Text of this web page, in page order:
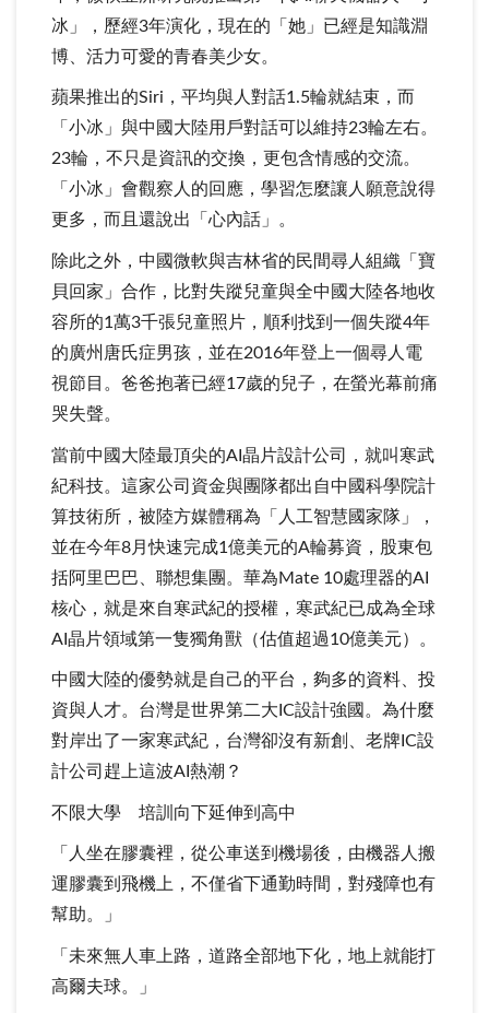
冰」，歷經3年演化，現在的「她」已經是知識淵
博、活力可愛的青春美少女。
蘋果推出的Siri，平均與人對話1.5輪就結束，而
「小冰」與中國大陸用戶對話可以維持23輪左右。
23輪，不只是資訊的交換，更包含情感的交流。
「小冰」會觀察人的回應，學習怎麼讓人願意說得
更多，而且還說出「心內話」。
除此之外，中國微軟與吉林省的民間尋人組織「寶
貝回家」合作，比對失蹤兒童與全中國大陸各地收
容所的1萬3千張兒童照片，順利找到一個失蹤4年
的廣州唐氏症男孩，並在2016年登上一個尋人電
視節目。爸爸抱著已經17歲的兒子，在螢光幕前痛
哭失聲。
當前中國大陸最頂尖的AI晶片設計公司，就叫寒武
紀科技。這家公司資金與團隊都出自中國科學院計
算技術所，被陸方媒體稱為「人工智慧國家隊」，
並在今年8月快速完成1億美元的A輪募資，股東包
括阿里巴巴、聯想集團。華為Mate 10處理器的AI
核心，就是來自寒武紀的授權，寒武紀已成為全球
AI晶片領域第一隻獨角獸（估值超過10億美元）。
中國大陸的優勢就是自己的平台，夠多的資料、投
資與人才。台灣是世界第二大IC設計強國。為什麼
對岸出了一家寒武紀，台灣卻沒有新創、老牌IC設
計公司趕上這波AI熱潮？
不限大學 培訓向下延伸到高中
「人坐在膠囊裡，從公車送到機場後，由機器人搬
運膠囊到飛機上，不僅省下通勤時間，對殘障也有
幫助。」
「未來無人車上路，道路全部地下化，地上就能打
高爾夫球。」